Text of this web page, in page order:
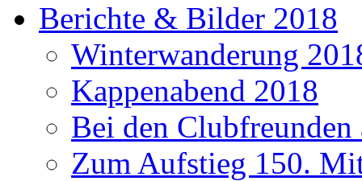
Berichte & Bilder 2018
Winterwanderung
Kappenabend 2018
Bei den
Zum Aufstieg 150.